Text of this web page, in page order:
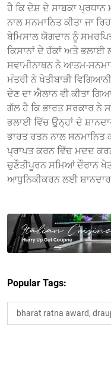
ਹੈ ਕਿ ਦੇਸ਼ ਦੇ ਸਾਬਕਾ
ਨਾਲ ਸਨਮਾਨਿਤ ਕੀਤਾ ਜਾ
ਬੇਮਿਸਾਲ ਯੋਗਦਾਨ ਨੂੰ
ਕਿਸਾਨਾਂ ਦੇ ਹੱਕਾਂ ਅਤੇ ਭਲਾਈ
ਸਵਾਮੀਨਾਥਨ ਨੇ ਆਤਮ-
ਮੰਤਰੀ ਨੇ ਖੇਤੀਬਾੜੀ
ਦੇਣ ਦਾ ਐਲਾਨ ਵੀ ਕੀਤਾ
ਗੱਲ ਹੈ ਕਿ ਭਾਰਤ ਸਰਕਾਰ ਨੇ
ਭਲਾਈ ਵਿੱਚ ਉਨ੍ਹਾਂ ਦੇ
ਭਾਰਤ ਰਤਨ ਨਾਲ ਸਨਮਾਨਿਤ
ਪ੍ਰਾਪਤ ਕਰਨ ਵਿੱਚ ਮਦਦ
ਚੁਣੌਤੀਪੂਰਨ ਸਮਿਆਂ ਦੌਰਾਨ
ਆਧੁਨਿਕੀਕਰਨ ਲਈ
Popular Tags:
bharat ratna award,